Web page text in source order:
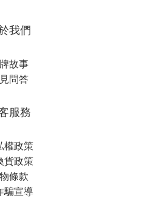
我們
故事
問答
服務
權政策
貨政策
條款
騙宣導